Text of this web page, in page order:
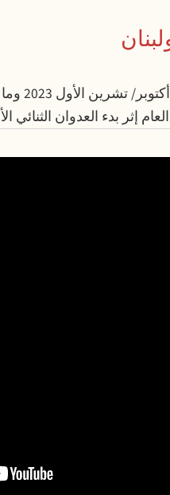
إن
إثر بدء العدوان الثنائي